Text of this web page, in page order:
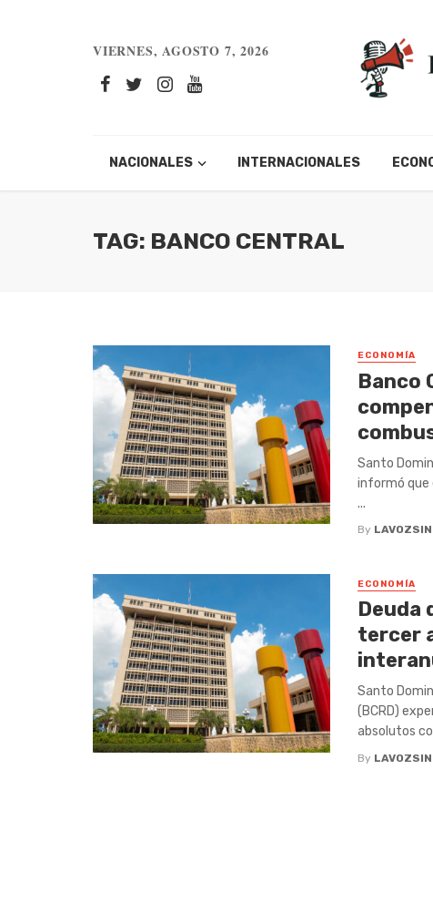
VIERNES, AGOSTO 7, 2026
NACIONALES INTERNACIONALES
TAG: BANCO CENTRAL
ECONOMÍA
Banco
Santo
informó que
...
By
ECONOMÍA
Deuda
tercer
Santo
(BCRD)
absolutos
By